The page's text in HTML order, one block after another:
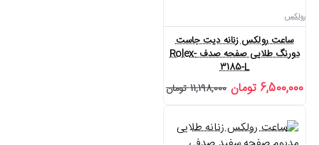
رولکس
ساعت رولکس زنانه دیت جاست
دورنگ طلایی صفحه صدف Rolex-
3185-L
6,500,000 تومان 11,198,000 تومان